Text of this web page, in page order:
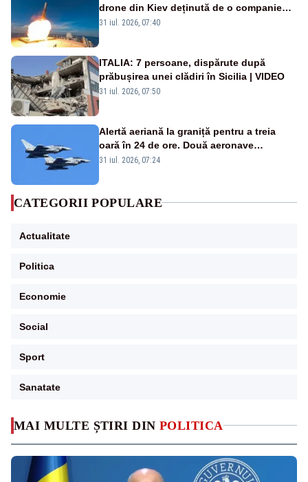
MAI MULTE ȘTIRI DIN POLITICA
drone din Kiev deținută de o companie
americană, distrusă de o rachetă
31 iul. 2026, 07:40
ITALIA: 7 persoane, dispărute după
prăbușirea unei clădiri în Sicilia | VIDEO
31 iul. 2026, 07:50
Alertă aeriană la graniță pentru a treia
oară în 24 de ore. Două aeronave
Eurofighter britanice au fost ridicate de la
31 iul. 2026, 07:24
CATEGORII POPULARE
Actualitate
Politica
Economie
Social
Sport
Sanatate